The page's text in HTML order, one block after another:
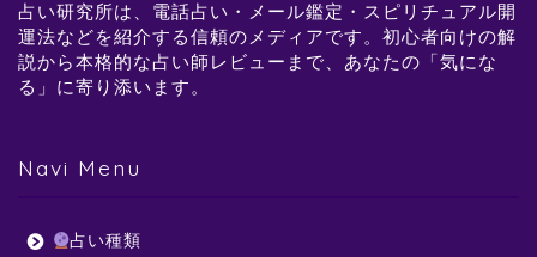
占い研究所は、電話占い・メール鑑定・スピリチュアル開
運法などを紹介する信頼のメディアです。初心者向けの解
説から本格的な占い師レビューまで、あなたの「気にな
る」に寄り添います。
Navi Menu
占い種類